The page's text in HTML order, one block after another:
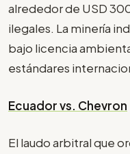
alrededor de USD
ilegales. La minería
bajo licencia
estándares
Ecuador vs. Chevron
El laudo arbitral que